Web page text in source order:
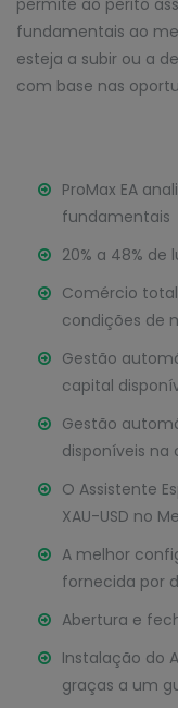
permite ao perito
fundamentais ao
esteja a subir ou a
com base nas
ProMax EA
fundamentais
20% a 48%
Comércio
condições de
Gestão
capital
Gestão
disponíveis
O Assistente
XAU-USD no
A melhor
fornecida por
Abertura e
Instalação do
graças a um